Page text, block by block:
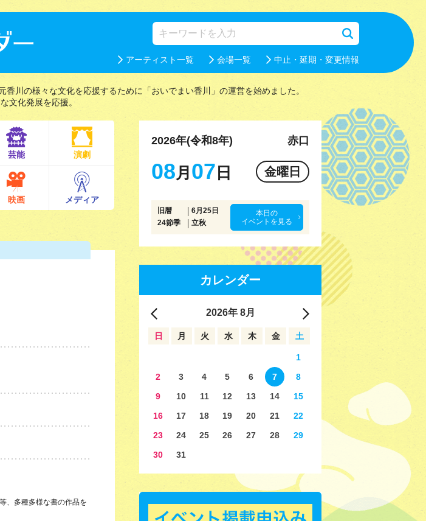
アーティスト一覧 会場一覧 中止・延期・変更情報
香川の様々な文化を応援するために「おいでまい香川」の運営を始めました。
文化発展を応援。
芸能 演劇
映画 メディア
、多種多様な書の作品を
2026年(令和8年) 赤口
08月 07 日 金曜日
旧暦
6月25日
24節季
立秋
本日の
イベントを見る
カレンダー
2026年 8月
日 月 火 水 木 金 土
1
2
3 4 5 6 7
8
9
10 11 12 13 14
15
16
17 18 19 20 21
22
23
24 25 26 27 28
29
30
31